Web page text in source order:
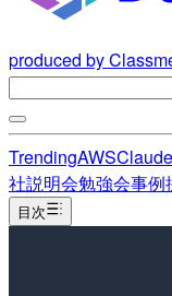
produced by
TrendingAWSClaude
社説明会勉強会事例
目次